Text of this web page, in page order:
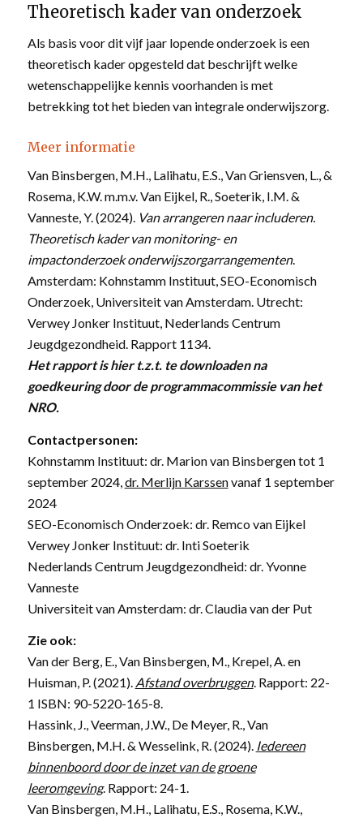
Theoretisch kader van onderzoek
Als basis voor dit vijf jaar lopende onderzoek is een
theoretisch kader opgesteld dat beschrijft welke
wetenschappelijke kennis voorhanden is met
betrekking tot het bieden van integrale onderwijszorg.
Meer informatie
Van Binsbergen, M.H., Lalihatu, E.S., Van Griensven, L., &
Rosema, K.W. m.m.v. Van Eijkel, R., Soeterik, I.M. &
Vanneste, Y. (2024). Van arrangeren naar includeren.
Theoretisch kader van monitoring- en
impactonderzoek onderwijszorgarrangementen.
Amsterdam: Kohnstamm Instituut, SEO-Economisch
Onderzoek, Universiteit van Amsterdam. Utrecht:
Verwey Jonker Instituut, Nederlands Centrum
Jeugdgezondheid. Rapport 1134.
Het rapport is hier t.z.t. te downloaden na
goedkeuring door de programmacommissie van het
NRO.
Contactpersonen:
Kohnstamm Instituut: dr. Marion van Binsbergen tot 1
september 2024, dr. Merlijn Karssenvanaf 1 september
2024
SEO-Economisch Onderzoek: dr. Remco van Eijkel
Verwey Jonker Instituut: dr. Inti Soeterik
Nederlands Centrum Jeugdgezondheid: dr. Yvonne
Vanneste
Universiteit van Amsterdam: dr. Claudia van der Put
Zie ook:
Van der Berg, E., Van Binsbergen, M., Krepel, A. en
Huisman, P. (2021). Afstand overbruggen. Rapport: 22-
1 ISBN: 90-5220-165-8.
Hassink, J., Veerman, J.W., De Meyer, R., Van
Binsbergen, M.H. & Wesselink, R. (2024). Iedereen
binnenboord door de inzet van de groene
leeromgeving. Rapport: 24-1.
Van Binsbergen, M.H., Lalihatu, E.S., Rosema, K.W.,